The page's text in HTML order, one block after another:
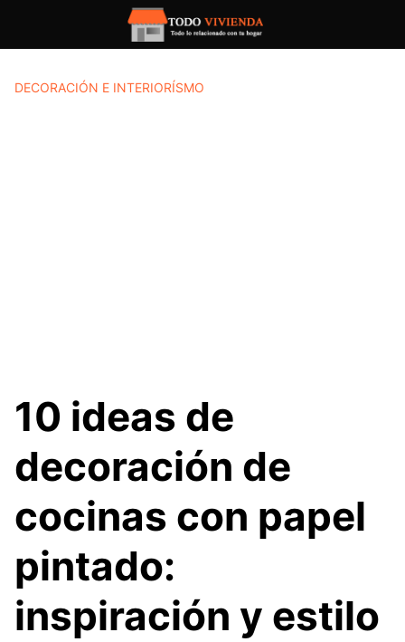
DECORACIÓN E INTERIORÍSMO
10 ideas de
decoración de
cocinas con papel
pintado:
inspiración y estilo